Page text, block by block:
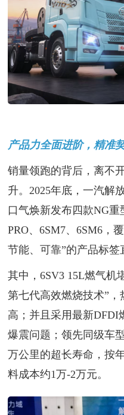
产品力全面进阶，精准
销量领跑的背后，离不
升。2025年底，一汽解
口气焕新发布四款NG
PRO、6SM7、6SM6，
节能、可靠”的产品标签
其中，6SV3 15L燃气机
第七代高效燃烧技术”，
高；并且采用最新DFDI
爆震问题；领先同级车
万公里的超长寿命，按
料成本约1万-2万元。